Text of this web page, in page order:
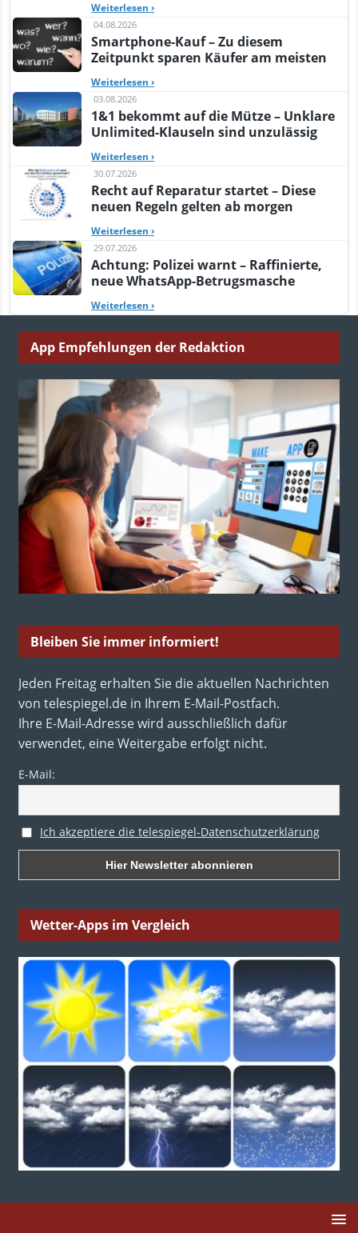
Weiterlesen ›
04.08.2026
Smartphone-Kauf – Zu diesem
Zeitpunkt sparen Käufer am meisten
Weiterlesen ›
03.08.2026
1&1 bekommt auf die Mütze – Unklare
Unlimited-Klauseln sind unzulässig
Weiterlesen ›
30.07.2026
Recht auf Reparatur startet – Diese
neuen Regeln gelten ab morgen
Weiterlesen ›
29.07.2026
Achtung: Polizei warnt – Raffinierte,
neue WhatsApp-Betrugsmasche
Weiterlesen ›
App Empfehlungen der Redaktion
Bleiben Sie immer informiert!
Jeden Freitag erhalten Sie die aktuellen Nachrichten
von telespiegel.de in Ihrem E-Mail-Postfach.
Ihre E-Mail-Adresse wird ausschließlich dafür
verwendet, eine Weitergabe erfolgt nicht.
E-Mail:
Ich akzeptiere die telespiegel-Datenschutzerklärung
Wetter-Apps im Vergleich